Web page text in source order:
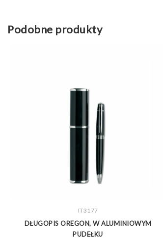
Podobne produkty
ZOBACZ WIĘCEJ
IT3177
DŁUGOPIS OREGON, W ALUMINIOWYM
PUDEŁKU